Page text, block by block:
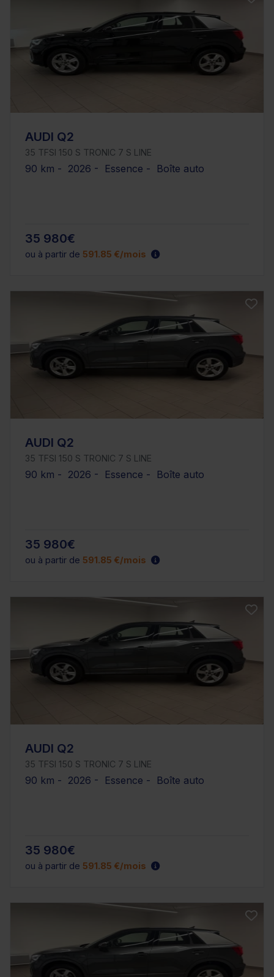
AUDI Q2
35 TFSI 150 S TRONIC 7 S LINE
90 km - 2026 - Essence - Boîte auto
35 980€
ou à partir de 591.85 €/mois
AUDI Q2
35 TFSI 150 S TRONIC 7 S LINE
90 km - 2026 - Essence - Boîte auto
35 980€
ou à partir de 591.85 €/mois
AUDI Q2
35 TFSI 150 S TRONIC 7 S LINE
90 km - 2026 - Essence - Boîte auto
35 980€
ou à partir de 591.85 €/mois